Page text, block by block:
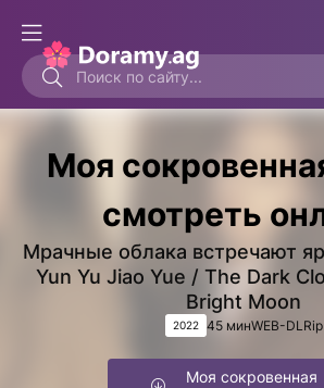
Моя
смотреть
Мрачные облака встречают
Yun Yu Jiao Yue / The Dark
Bright Moon
2022 45 минWEB-DLRip
Моя сокровенная